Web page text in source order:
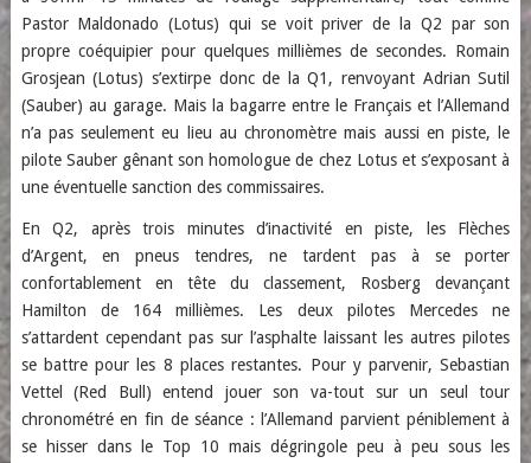
Pastor Maldonado (Lotus) qui se voit priver de la Q2 par son
propre coéquipier pour quelques millièmes de secondes. Romain
Grosjean (Lotus) s’extirpe donc de la Q1, renvoyant Adrian Sutil
(Sauber) au garage. Mais la bagarre entre le Français et l’Allemand
n’a pas seulement eu lieu au chronomètre mais aussi en piste, le
pilote Sauber gênant son homologue de chez Lotus et s’exposant à
une éventuelle sanction des commissaires.
En Q2, après trois minutes d’inactivité en piste, les Flèches
d’Argent, en pneus tendres, ne tardent pas à se porter
confortablement en tête du classement, Rosberg devançant
Hamilton de 164 millièmes. Les deux pilotes Mercedes ne
s’attardent cependant pas sur l’asphalte laissant les autres pilotes
se battre pour les 8 places restantes. Pour y parvenir, Sebastian
Vettel (Red Bull) entend jouer son va-tout sur un seul tour
chronométré en fin de séance : l’Allemand parvient péniblement à
se hisser dans le Top 10 mais dégringole peu à peu sous les